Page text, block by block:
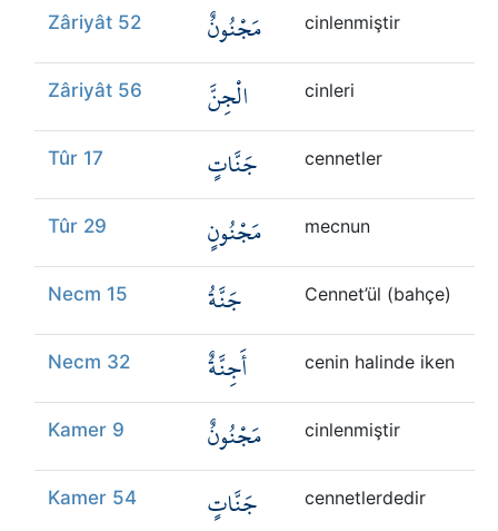
Zâriyât 52 مَجْنُونٌ cinlenmiştir
Zâriyât 56 الْجِنَّ cinleri
Tûr 17 جَنَّاتٍ cennetler
Tûr 29 مَجْنُونٍ mecnun
Necm 15 جَنَّةُ Cennet’ül (bahçe)
Necm 32 أَجِنَّةٌ cenin halinde iken
Kamer 9 مَجْنُونٌ cinlenmiştir
Kamer 54 جَنَّاتٍ cennetlerdedir